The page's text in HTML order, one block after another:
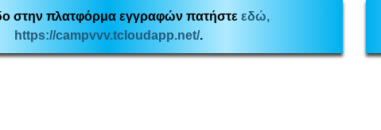
στην πλατφόρμα εγγραφών πατήστεεδώ,
https://campvvv.tcloudapp.net/.